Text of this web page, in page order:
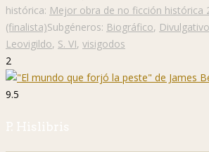
histórica: Mejor obra de no ficción histórica
(finalista)Subgéneros: Biográfico, Divulgativo
Leovigildo, S. VI, visigodos
2
9.5
P. Hislibris